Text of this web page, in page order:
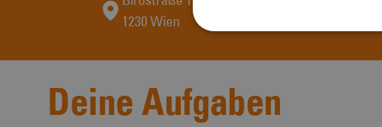
1230 Wien
Deine Aufgaben